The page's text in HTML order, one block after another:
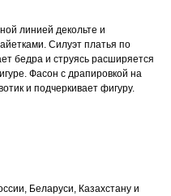
линией декольте и
Силуэт платья по
бедра и струясь расширяется
Фасон с драпировкой на
и подчеркивает фигуру.
Беларуси, Казахстану и